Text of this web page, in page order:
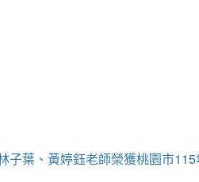
子葉、黃婷鈺老師榮獲桃園市